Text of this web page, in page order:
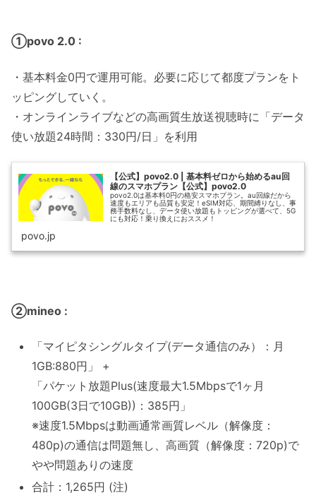
①povo 2.0 :
・基本料金0円で運用可能。必要に応じて都度プランをト
ッピングしていく。
・オンラインライブなどの高画質生放送視聴時に「データ
使い放題24時間：330円/日」を利用
【公式】povo2.0 | 基本料ゼロから始めるau回
線のスマホプラン【公式】povo2.0
povo2.0は基本料0円の格安スマホプラン。au回線だから
速度もエリアも品質も安定！eSIM対応、期間縛りなし、事
務手数料なし、データ使い放題もトッピングが選べて、5G
にも対応！乗り換えにおススメ！
povo.jp
②mineo :
「マイピタシングルタイプ(データ通信のみ）：月
1GB:880円」 +
「パケット放題Plus(速度最大1.5Mbpsで1ヶ月
100GB(3日で10GB))：385円」
※速度1.5Mbpsは動画通常画質レベル（解像度：
480p)の通信は問題無し、高画質（解像度：720p)で
やや問題ありの速度
合計：1,265円 (注)